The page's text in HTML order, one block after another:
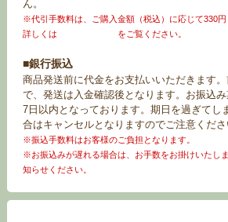
ん。
※代引手数料は、ご購入金額（税込）に応じて330円
詳しくは
をご覧ください。
■銀行振込
商品発送前に代金をお支払いいただきます
で、発送は入金確認後となります。お振込
7日以内となっております。期日を過ぎてし
合はキャンセルとなりますのでご注意くださ
※振込手数料はお客様のご負担となります。
※お振込みが遅れる場合は、お手数をお掛けいたし
知らせください。